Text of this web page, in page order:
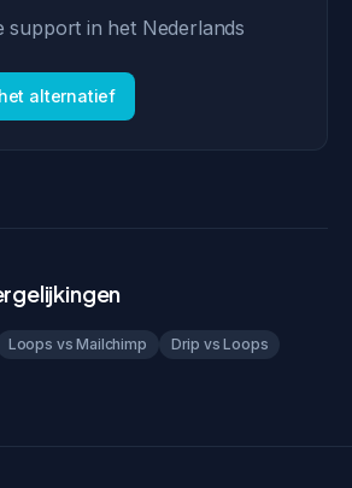
support in het Nederlands
alternatief
Loops vs Mailchimp
Drip vs Loops